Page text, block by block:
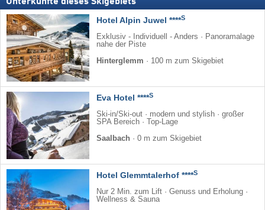
Hotel Alpin Juwel ****S
Exklusiv - Individuell - Anders · Panoramalage
nahe der Piste
Hinterglemm · 100 m zum Skigebiet
Eva Hotel ****S
Ski-in/Ski-out · modern und stylish · großer
SPA Bereich · Top-Lage
Saalbach · 0 m zum Skigebiet
Hotel Glemmtalerhof ****S
Nur 2 Min. zum Lift · Genuss und Erholung ·
Wellness & Sauna